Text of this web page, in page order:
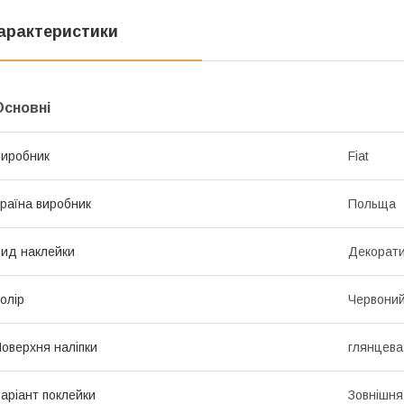
Fiat
виробник Польща
наклейки
Червоний
наліпки глянцева
поклейки Зовнішня